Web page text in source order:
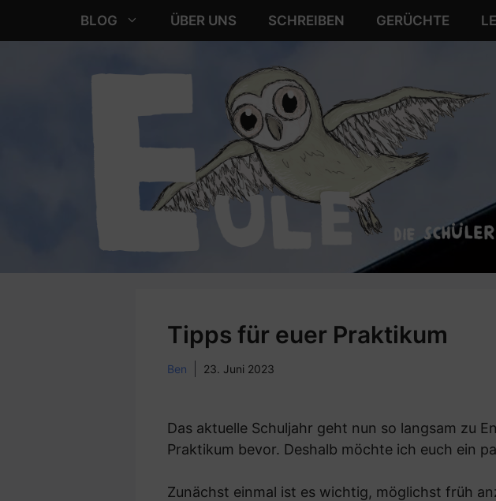
BLOG ÜBER UNS SCHREIBEN GERÜCHTE
Tipps für euer Praktikum
Ben 23. Juni 2023
Das aktuelle Schuljahr geht nun so langsam zu
Praktikum bevor. Deshalb möchte ich euch ein
Zunächst einmal ist es wichtig, möglichst früh